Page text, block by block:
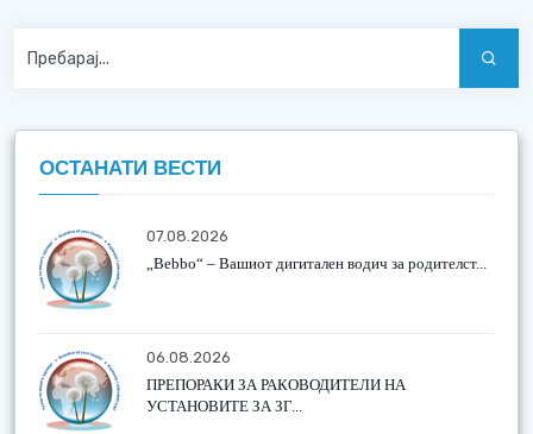
ОСТАНАТИ ВЕСТИ
07.08.2026
„Bebbo“ – Вашиот дигитален водич за родителст...
06.08.2026
ПРЕПОРАКИ ЗА РАКОВОДИТЕЛИ НА
УСТАНОВИТЕ ЗА ЗГ...